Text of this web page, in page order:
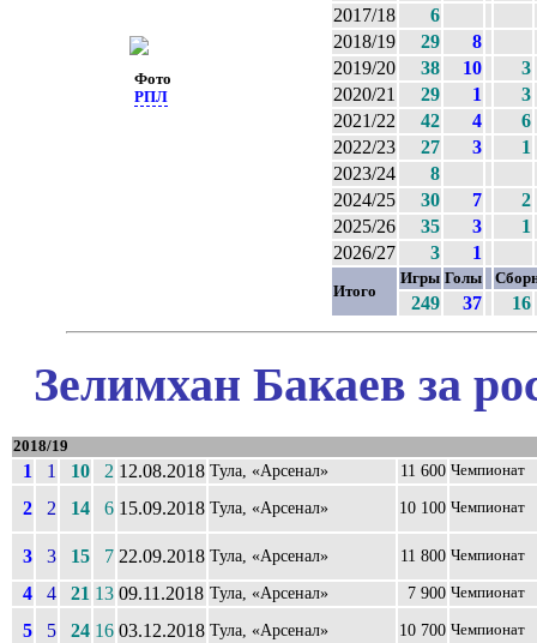
Фото
РПЛ
2017/18
6
2018/19
29
8
2019/20
38 10
3
2020/21
29 1
3
2021/22
42 4
6
2022/23
27 3
1
2023/24
8
2024/25
30 7
2
2025/26
35 3
1
2026/27
3 1
Итого
Игры Голы
249 37 16
Зелимхан Бакаев за
2018/19
1 1 10 2 12.08.2018 Тула, «Арсенал» 11 600 Чемпионат
2 2 14 6 15.09.2018 Тула, «Арсенал» 10 100 Чемпионат
3 3 15 7 22.09.2018 Тула, «Арсенал» 11 800 Чемпионат
4 4 21 13 09.11.2018 Тула, «Арсенал» 7 900 Чемпионат
5 5 24 16 03.12.2018 Тула, «Арсенал» 10 700 Чемпионат